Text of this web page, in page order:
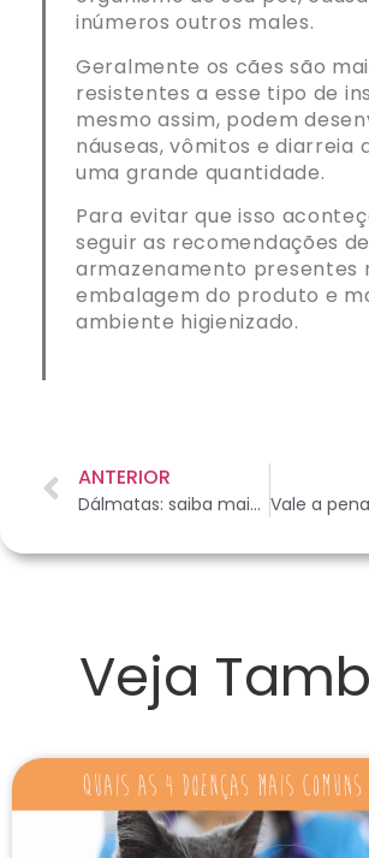
inúmeros outros males.
Geralmente os cães são
resistentes a esse tipo de
mesmo assim, podem
náuseas, vômitos e diarreia
uma grande quantidade.
Para evitar que isso
seguir as recomendações de
armazenamento presentes
embalagem do produto e
ambiente higienizado.
ANTERIOR
Dálmatas: saiba mais sobre essa raça!
Veja